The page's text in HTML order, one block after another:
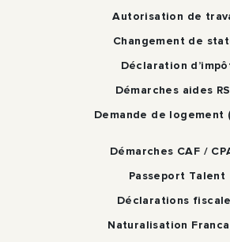
Autorisation de
Changement de
Déclaration
Démarches aides
Demande de logement
Démarches CAF /
Passeport Talent
Déclarations
Naturalisation